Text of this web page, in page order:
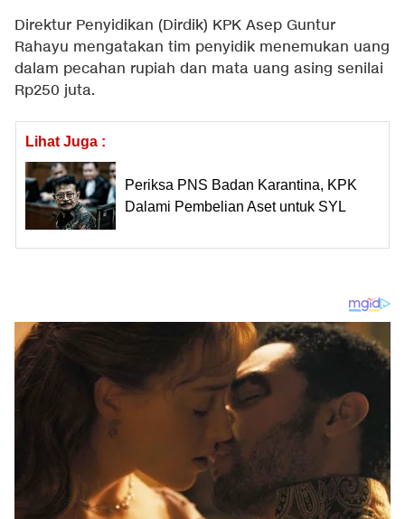
Direktur Penyidikan (Dirdik) KPK Asep Guntur
Rahayu mengatakan tim penyidik menemukan uang
dalam pecahan rupiah dan mata uang asing senilai
Rp250 juta.
Lihat Juga :
Periksa PNS Badan Karantina, KPK
Dalami Pembelian Aset untuk SYL